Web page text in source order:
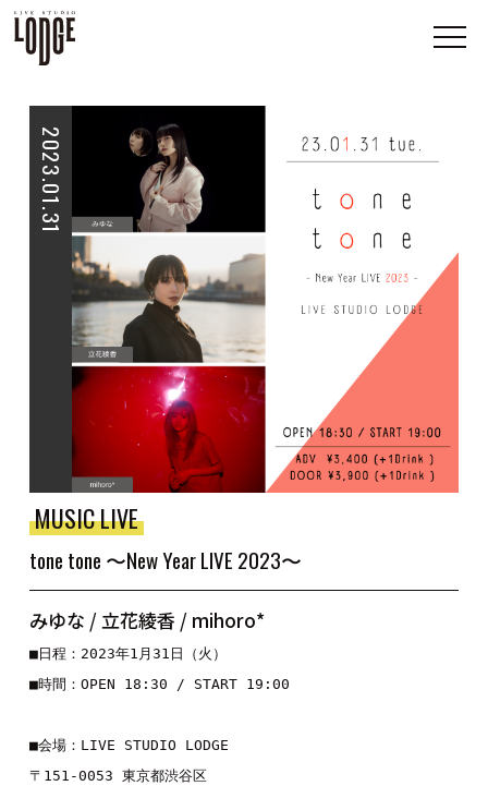
2023.01.31
MUSIC LIVE
tone tone 〜New Year LIVE 2023〜
みゆな / 立花綾香 / mihoro*
■日程：2023年1月31日（火）
■時間：OPEN 18:30 / START 19:00
■会場：LIVE STUDIO LODGE
〒151-0053 東京都渋谷区